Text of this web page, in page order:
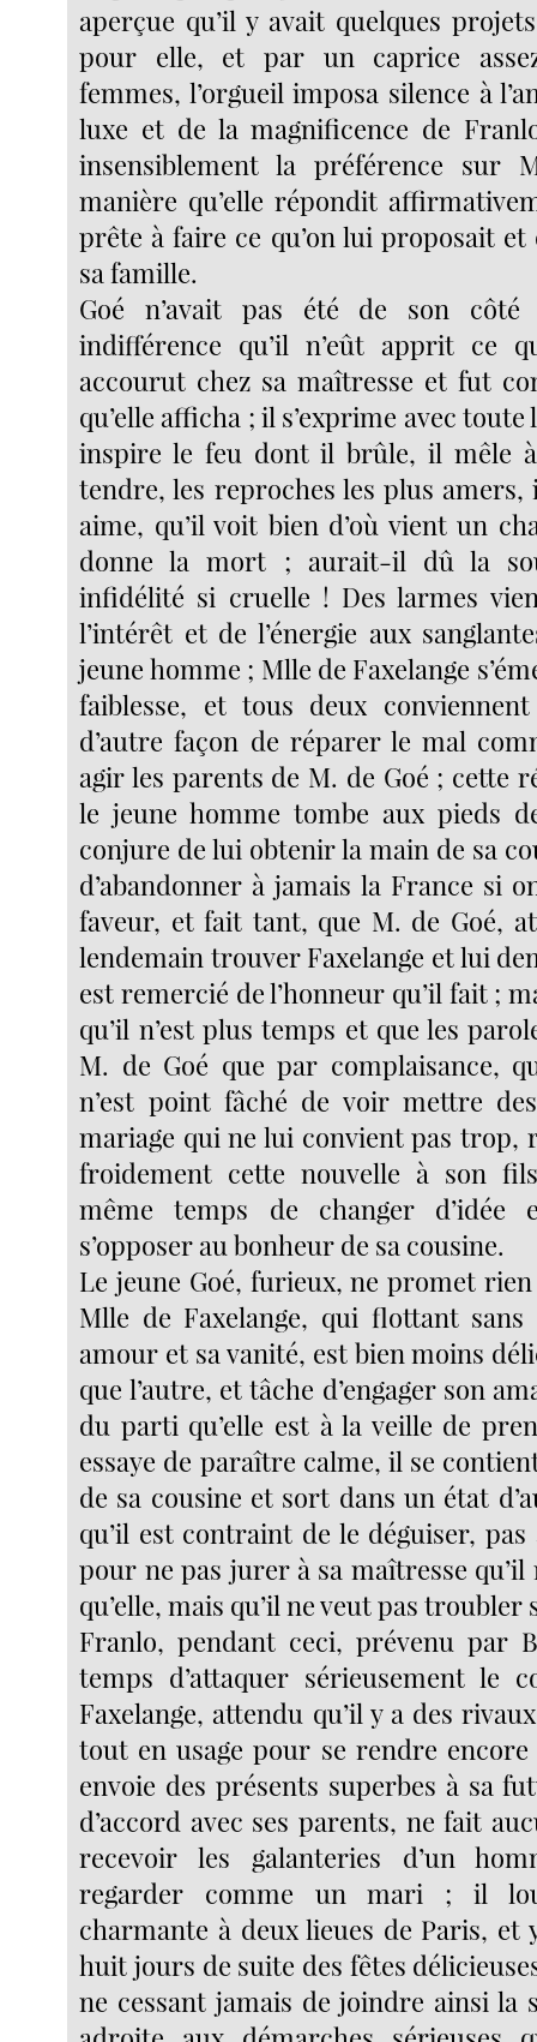
aperçue qu’il y avait quelques
pour elle, et par un caprice
femmes, l’orgueil imposa silence à
luxe et de la magnificence de
insensiblement la préférence sur
manière qu’elle répondit
prête à faire ce qu’on lui proposait et
sa famille.
Goé n’avait pas été de son
indifférence qu’il n’eût apprit ce
accourut chez sa maîtresse et fut
qu’elle afficha ; il s’exprime avec
inspire le feu dont il brûle, il mêle
tendre, les reproches les plus amers,
aime, qu’il voit bien d’où vient un
donne la mort ; aurait-il dû la
infidélité si cruelle ! Des larmes
l’intérêt et de l’énergie aux
jeune homme ; Mlle de Faxelange
faiblesse, et tous deux
d’autre façon de réparer le mal
agir les parents de M. de Goé ; cette
le jeune homme tombe aux pieds
conjure de lui obtenir la main de sa
d’abandonner à jamais la France si
faveur, et fait tant, que M. de Goé,
lendemain trouver Faxelange et lui
est remercié de l’honneur qu’il fait ;
qu’il n’est plus temps et que les
M. de Goé que par complaisance,
n’est point fâché de voir mettre
mariage qui ne lui convient pas trop,
froidement cette nouvelle à son
même temps de changer
s’opposer au bonheur de sa cousine.
Le jeune Goé, furieux, ne promet
Mlle de Faxelange, qui flottant sans
amour et sa vanité, est bien moins
que l’autre, et tâche d’engager son
du parti qu’elle est à la veille de
essaye de paraître calme, il se
de sa cousine et sort dans un état
qu’il est contraint de le déguiser, pas
pour ne pas jurer à sa maîtresse qu’il
qu’elle, mais qu’il ne veut pas troubler
Franlo, pendant ceci, prévenu par
temps d’attaquer sérieusement le
Faxelange, attendu qu’il y a des
tout en usage pour se rendre
envoie des présents superbes à sa
d’accord avec ses parents, ne fait
recevoir les galanteries d’un
regarder comme un mari ; il
charmante à deux lieues de Paris, et
huit jours de suite des fêtes
ne cessant jamais de joindre ainsi la